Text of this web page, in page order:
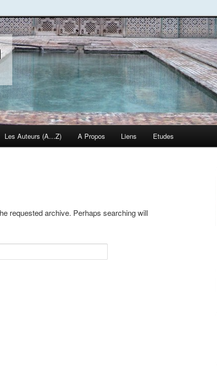
Les Auteurs (A…Z) A Propos Liens Etudes
requested archive. Perhaps searching will